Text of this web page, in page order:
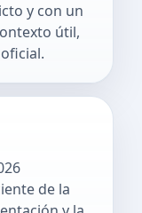
y con un
útil,
de la